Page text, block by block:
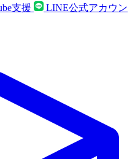
支援
LINE公式アカウン